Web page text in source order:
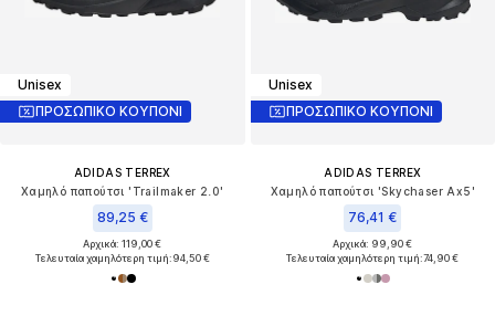
Unisex
ΠΡΟΣΩΠΙΚΟ ΚΟΥΠΟΝΙ
ADIDAS TERREX
Χαμηλό παπούτσι 'Trailmaker 2.0'
89,25 €
Αρχικά: 119,00 €
Τελευταία χαμηλότερη τιμή:94,50 €
Unisex
ΠΡΟΣΩΠΙΚΟ ΚΟΥΠΟΝΙ
ADIDAS TERREX
Χαμηλό παπούτσι 'Skychaser Ax5'
76,41 €
Αρχικά: 99,90 €
Τελευταία χαμηλότερη τιμή:74,90 €